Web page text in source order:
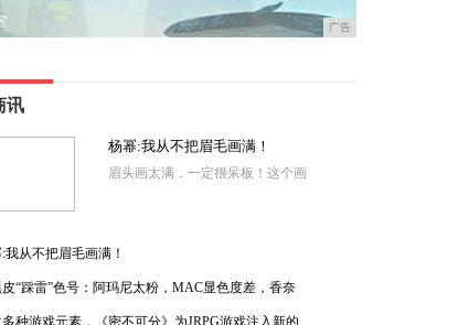
广告
讯
杨幂:我从不把眉毛画满！
眉头画太满，一定很呆板！这个画
我从不把眉毛画满！
“踩雷”色号：阿玛尼太粉，MAC显色度差，香奈
种游戏元素，《密不可分》为JRPG游戏注入新的